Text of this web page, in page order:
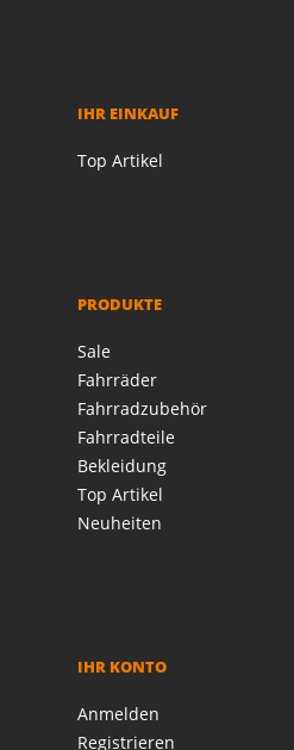
IHR EINKAUF
Top Artikel
PRODUKTE
Sale
Fahrräder
Fahrradzubehör
Fahrradteile
Bekleidung
Top Artikel
Neuheiten
IHR KONTO
Anmelden
Registrieren